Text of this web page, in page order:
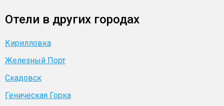
Отели в других городах
Кирилловка
Железный Порт
Скадовск
Геническая Горка